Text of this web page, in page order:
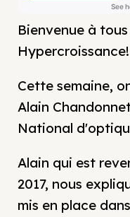
Bienvenue à
Hypercroissance!
Cette semaine,
Alain
National
Alain qui est
2017, nous
mis en place